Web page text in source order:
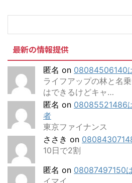
最新の情報提供
匿名 on 08084506140
ライフアップの林と名
はできるけどキャ…
匿名 on 08085521486
者
東京ファイナンス
ささき on
10日で2割
匿名 on 08087497150
イマイ